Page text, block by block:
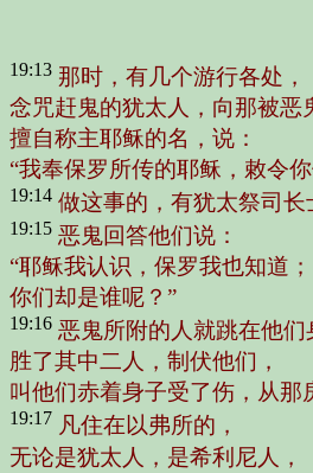
19:13 那时，有几个游行各处，
念咒赶鬼的犹太人，向那被恶
擅自称主耶稣的名，说：
“我奉保罗所传的耶稣，敕令
19:14 做这事的，有犹太祭司长
19:15 恶鬼回答他们说：
“耶稣我认识，保罗我也知道；
你们却是谁呢？”
19:16 恶鬼所附的人就跳在他们
胜了其中二人，制伏他们，
叫他们赤着身子受了伤，从那
19:17 凡住在以弗所的，
无论是犹太人，是希利尼人，